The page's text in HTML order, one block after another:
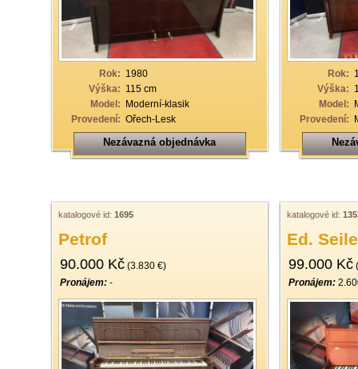
35
39
40
Rok: 1980
Výška: 115 cm
Model: Moderní-klasik
Provedení: Ořech-Lesk
Nezávazná objednávka
Rok:
Výška:
Model:
Provedení:
katalogové id: 1695
Petrof
90.000 Kč (3.830 €)
Pronájem: -
katalogové id:
Ed.
99.000 Kč
Pronájem: